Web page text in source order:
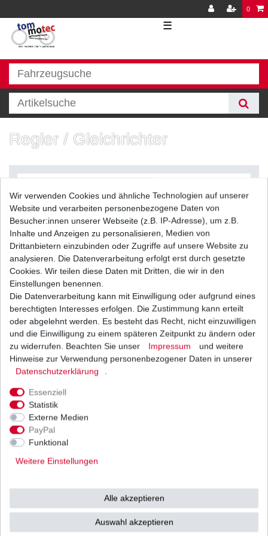
0
☰
Regler / Gleichrichter
Filter
Regler Lichtmaschine Yamaha FZ 750 Genesis
1FN 2KK 3KT 2GM 1984-1994
UVP 76,30 € 52,80 € *
1 Stück | 52,80 € / Stück
inkl. ges. MwSt. zzgl.
Versand
Ab einem Warenwert von
500 Euro versenden wir
53783 Eitorf (
unbedingt Termin
Wir verwenden Cookies und ähnliche Technologien auf unserer
Website und verarbeiten personenbezogene Daten von
Besucher:innen unserer Webseite (z.B. IP-Adresse), um z.B.
Inhalte und Anzeigen zu personalisieren, Medien von
Drittanbietern einzubinden oder Zugriffe auf unsere Website zu
analysieren. Die Datenverarbeitung erfolgt erst durch gesetzte
Cookies. Wir teilen diese Daten mit Dritten, die wir in den
Einstellungen benennen.
Die Datenverarbeitung kann mit Einwilligung oder aufgrund eines
berechtigten Interesses erfolgen. Die Zustimmung kann erteilt
oder abgelehnt werden. Es besteht das Recht, nicht einzuwilligen
und die Einwilligung zu einem späteren Zeitpunkt zu ändern oder
zu widerrufen. Beachten Sie unser
Impressum
und weitere
Hinweise zur Verwendung personenbezogener Daten in unserer
Daten­schutz­erklärung
Essenziell
Statistik
Externe Medien
PayPal
Funktional
Weitere Einstellungen
Alle akzeptieren
Auswahl akzeptieren